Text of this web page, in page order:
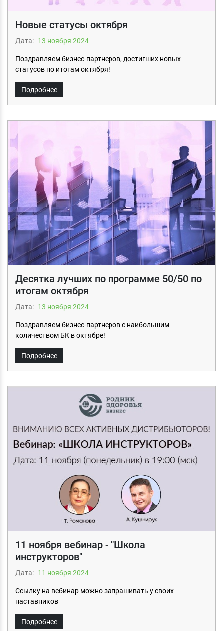
Новые статусы октября
Дата: 13 ноября 2024
Поздравляем бизнес-партнеров, достигших новых
статусов по итогам октября!
Подробнее
Десятка лучших по программе 50/50 по
итогам октября
Дата: 13 ноября 2024
Поздравляем бизнес-партнеров с наибольшим
количеством БК в октябре!
Подробнее
11 ноября вебинар - "Школа
инструкторов"
Дата: 11 ноября 2024
Ссылку на вебинар можно запрашивать у своих
наставников
Подробнее